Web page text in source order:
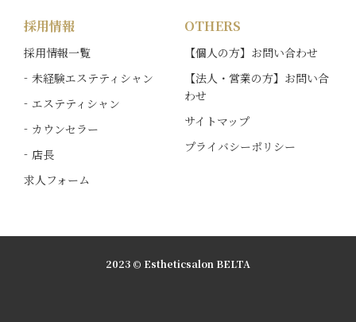
採用情報
採用情報一覧
未経験エステティシャン
エステティシャン
カウンセラー
店長
求人フォーム
OTHERS
【個人の方】お問い合わせ
【法人・営業の方】お問い合
わせ
サイトマップ
プライバシーポリシー
2023 © Estheticsalon BELTA